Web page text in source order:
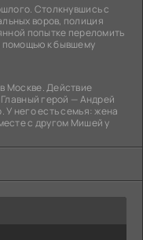
Столкнувшись с
воров, полиция
попытке переломить
к бывшему
Москве. Действие
герой — Андрей
У него есть семья: жена
с другом Мишей у